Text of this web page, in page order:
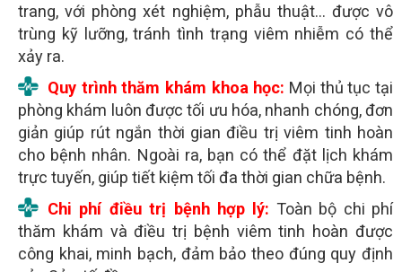
trang, với phòng xét nghiệm, phẫu thuật… được vô
trùng kỹ lưỡng, tránh tình trạng viêm nhiễm có thể
xảy ra.
Quy trình thăm khám khoa học: Mọi thủ tục tại
phòng khám luôn được tối ưu hóa, nhanh chóng, đơn
giản giúp rút ngắn thời gian điều trị viêm tinh hoàn
cho bệnh nhân. Ngoài ra, bạn có thể đặt lịch khám
trực tuyến, giúp tiết kiệm tối đa thời gian chữa bệnh.
Chi phí điều trị bệnh hợp lý: Toàn bộ chi phí
thăm khám và điều trị bệnh viêm tinh hoàn được
công khai, minh bạch, đảm bảo theo đúng quy định